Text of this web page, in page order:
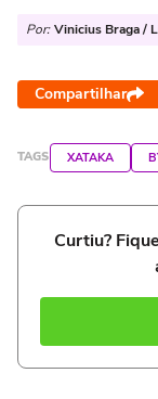
Por: Vinicius Braga /
Compartilhar
TAGS XATAKA
Curtiu?